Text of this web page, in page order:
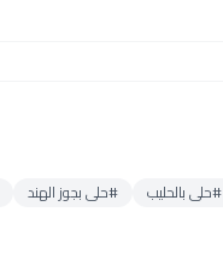
#حلى بالحليب #حلى بجوز الهند